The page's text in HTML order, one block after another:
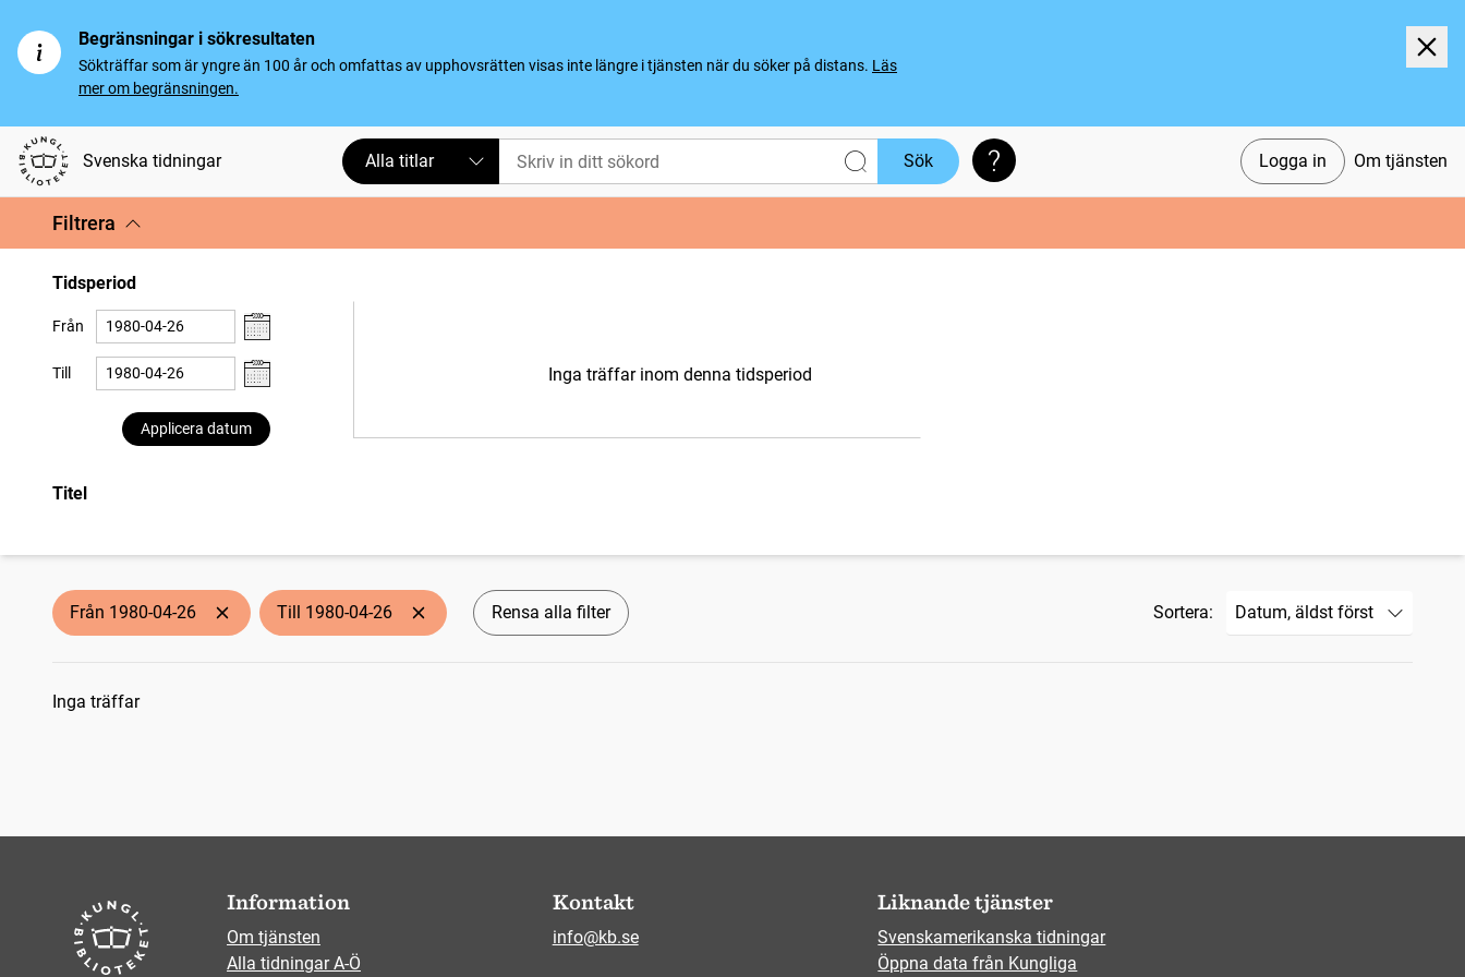
Begränsningar i sökresultaten
Sökträffar som är yngre än 100 år och omfattas av upphovsrätten visas inte längre i tjänsten när du söker på distans. Läs
mer om begränsningen.
Svenska tidningar Logga in Om tjänsten
Alla titlar Sök Söktips
Filtrera
Tidsperiod
Från
Till
Applicera datum
Inga träffar inom denna tidsperiod
Titel
Från 1980-04-26 Till 1980-04-26 Rensa alla filter Sortera:
Sökresultat
Inga träffar
Information
Om tjänsten
Alla tidningar A-Ö
Kontakt
info@kb.se
Liknande tjänster
Svenskamerikanska tidningar
Öppna data från Kungliga